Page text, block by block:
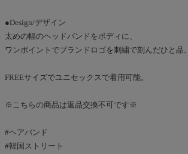
●Design/デザイン
太めの幅のヘッドバンドをボディに、
ワンポイントでブランドロゴを刺繍で刻んだひと品。
FREEサイズでユニセックスで着用可能。
※こちらの商品は返品交換不可です※
#ヘアバンド
#韓国ストリート